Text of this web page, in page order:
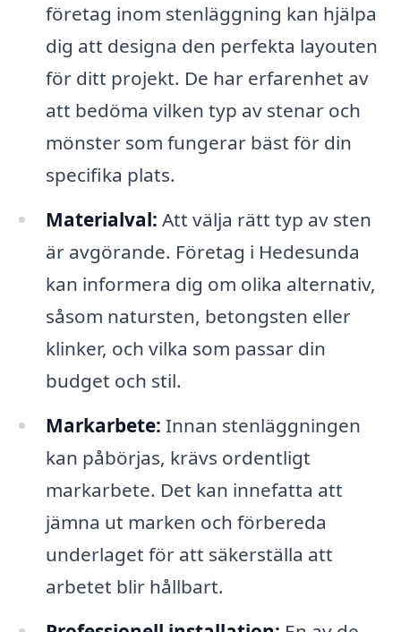
företag inom stenläggning kan hjälpa
dig att designa den perfekta layouten
för ditt projekt. De har erfarenhet av
att bedöma vilken typ av stenar och
mönster som fungerar bäst för din
specifika plats.
Materialval: Att välja rätt typ av sten
är avgörande. Företag i Hedesunda
kan informera dig om olika alternativ,
såsom natursten, betongsten eller
klinker, och vilka som passar din
budget och stil.
Markarbete: Innan stenläggningen
kan påbörjas, krävs ordentligt
markarbete. Det kan innefatta att
jämna ut marken och förbereda
underlaget för att säkerställa att
arbetet blir hållbart.